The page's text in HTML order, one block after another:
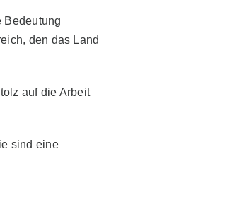
Bedeutung
den das Land
auf die Arbeit
sind eine